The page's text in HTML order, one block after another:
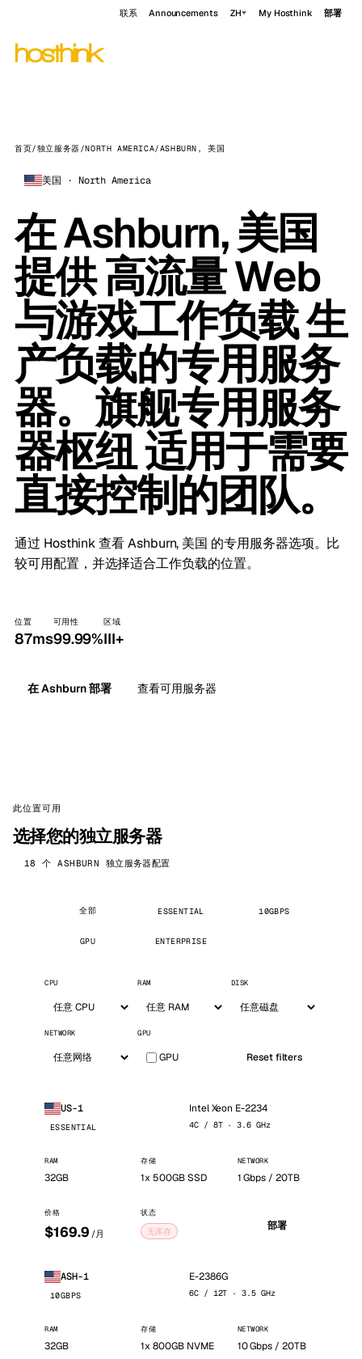
联系 Announcements ZH My Hosthink 部署
首页/独立服务器/NORTH AMERICA/ASHBURN, 美国
美国 · North America
在 Ashburn, 美国
提供 高流量 Web
与游戏工作负载 生
产负载的专用服务
器。旗舰专用服务
器枢纽 适用于需要
直接控制的团队。
通过 Hosthink 查看 Ashburn, 美国 的专用服务器选项。比
较可用配置，并选择适合工作负载的位置。
位置
87ms
可用性
99.99%
区域
III+
在 Ashburn 部署 查看可用服务器
此位置可用
选择您的独立服务器
18 个 ASHBURN 独立服务器配置
全部 ESSENTIAL 10GBPS
GPU ENTERPRISE
CPU RAM DISK
NETWORK GPU
GPU Reset filters
US-1
ESSENTIAL
Intel Xeon E-2234
4C / 8T · 3.6 GHz
RAM
32GB
存储
1x 500GB SSD
NETWORK
1 Gbps / 20TB
价格
$169.9 /月
状态
无库存 部署
ASH-1
10GBPS
E-2386G
6C / 12T · 3.5 GHz
RAM
32GB
存储
1x 800GB NVME
NETWORK
10 Gbps / 20TB